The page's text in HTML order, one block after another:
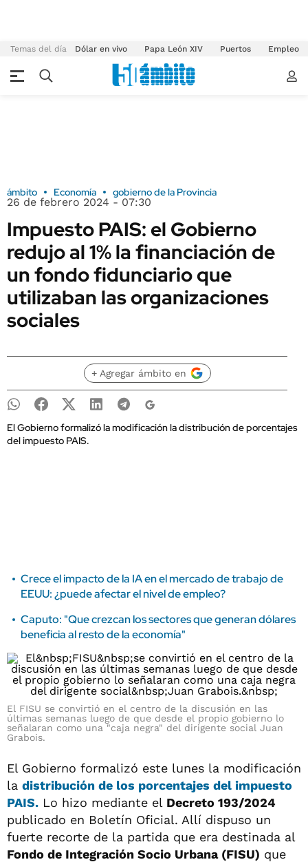
Temas del día Dólar en vivo Papa León XIV Puertos Empleo
ámbito Economía gobierno de la Provincia
26 de febrero 2024 - 07:30
Impuesto PAIS: el Gobierno
redujo al 1% la financiación de
un fondo fidunciario que
utilizaban las organizaciones
sociales
+ Agregar ámbito en
El Gobierno formalizó la modificación la distribución de porcentajes
del impuesto PAIS.
Crece el impacto de la IA en el mercado de trabajo de
EEUU: ¿puede afectar el nivel de empleo?
Caputo: "Que crezcan los sectores que generan dólares
beneficia al resto de la economía"
El FISU se convirtió en el centro de la discusión en las
últimas semanas luego de que desde el propio gobierno lo
señalaran como una "caja negra" del dirigente social Juan
Grabois.
El Gobierno formalizó este lunes la modificación
la distribución de los porcentajes del impuesto
PAIS. Lo hizo mediante el Decreto 193/2024
publicado en Boletín Oficial. Allí dispuso un
fuerte recorte de la partida que era destinada al
Fondo de Integración Socio Urbana (FISU) que